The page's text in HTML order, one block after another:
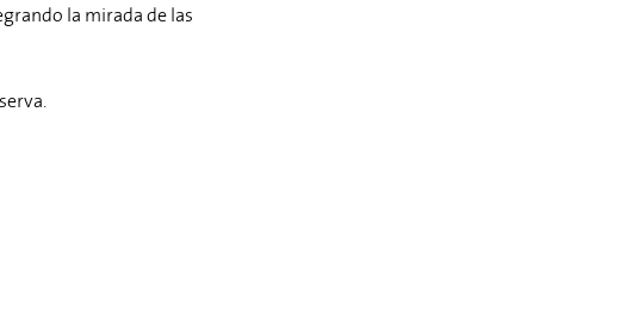
la mirada de las